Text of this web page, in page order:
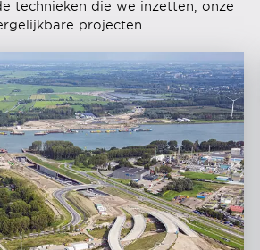
technieken die we inzetten, onze
projecten.